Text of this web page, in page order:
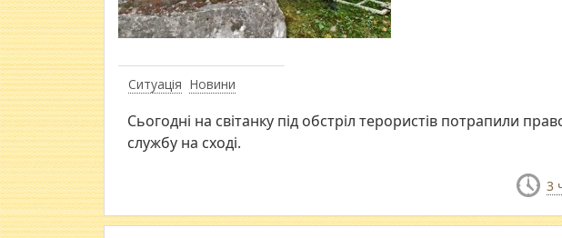
Ситуація Новини
Сьогодні на світанку під обстріл терористів потрапили
службу на сході.
3